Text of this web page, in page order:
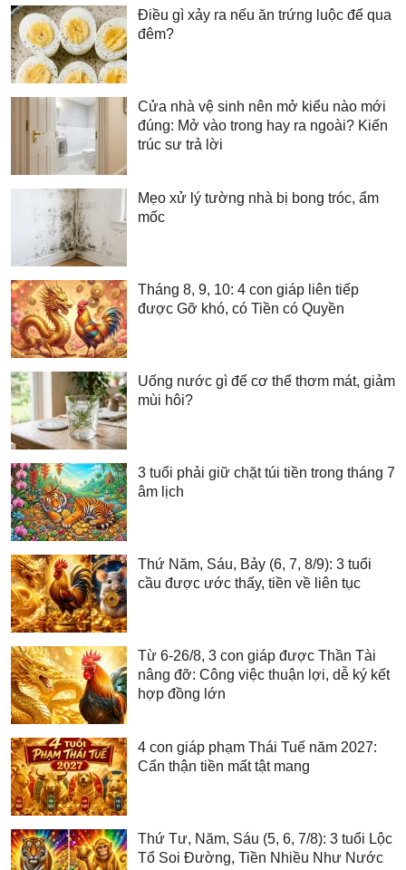
Điều gì xảy ra nếu ăn trứng luộc để qua
đêm?
Cửa nhà vệ sinh nên mở kiểu nào mới
đúng: Mở vào trong hay ra ngoài? Kiến
trúc sư trả lời
Mẹo xử lý tường nhà bị bong tróc, ẩm
mốc
Tháng 8, 9, 10: 4 con giáp liên tiếp
được Gỡ khó, có Tiền có Quyền
Uống nước gì để cơ thể thơm mát, giảm
mùi hôi?
3 tuổi phải giữ chặt túi tiền trong tháng 7
âm lịch
Thứ Năm, Sáu, Bảy (6, 7, 8/9): 3 tuổi
cầu được ước thấy, tiền về liên tục
Từ 6-26/8, 3 con giáp được Thần Tài
nâng đỡ: Công việc thuận lợi, dễ ký kết
hợp đồng lớn
4 con giáp phạm Thái Tuế năm 2027:
Cẩn thận tiền mất tật mang
Thứ Tư, Năm, Sáu (5, 6, 7/8): 3 tuổi Lộc
Tổ Soi Đường, Tiền Nhiều Như Nước